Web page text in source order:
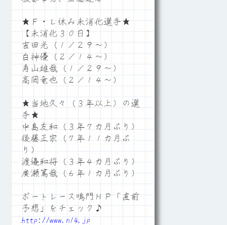
★Ｆ・Ｌ休み未消化選手★
【未消化３０日】
吉田光（１／２９～）
白神優（２／１４～）
角山雄哉（１／２９～）
高岡竜也（２／１４～）
★当地久々（３年以上）の選
手★
中島友和（３年７カ月ぶり）
後藤正宗（７年１１カ月ぶ
り）
渡邉和将（３年４カ月ぶり）
廣瀬篤哉（６年１カ月ぶり）
ボートレース鳴門ＨＰ「直前
予想」をチェック♪
http://www.n14.jp